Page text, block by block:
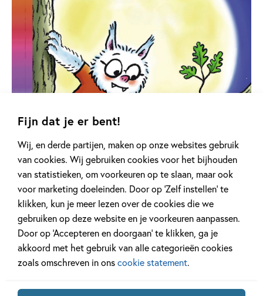
Fijn dat je er bent!
Wij, en derde partijen, maken op onze websites gebruik
van cookies. Wij gebruiken cookies voor het bijhouden
van statistieken, om voorkeuren op te slaan, maar ook
voor marketing doeleinden. Door op ‘Zelf instellen’ te
klikken, kun je meer lezen over de cookies die we
gebruiken op deze website en je voorkeuren aanpassen.
Door op ‘Accepteren en doorgaan’ te klikken, ga je
akkoord met het gebruik van alle categorieën cookies
zoals omschreven in onscookie statement.
Ik leer lezen met Zwijsen
Ik leer lezen met Zwijsen" is dé succesvolle serie voor
beginnende lezers. Nu met drie nieuwe titels op AVI E3 van
bekende auteurs en illustratoren. De jonge lezer zal de